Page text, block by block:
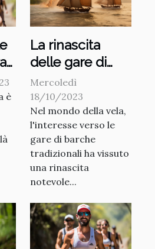
è
La rinascita
delle gare di
barche a vela
tradizionali
Mercoledì
18/10/2023
Nel mondo della vela,
l'interesse verso le
gare di barche
tradizionali ha vissuto
una rinascita
notevole...